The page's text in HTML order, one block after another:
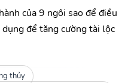
của 9 ngôi sao để điều
để tăng cường tài lộc
thủy